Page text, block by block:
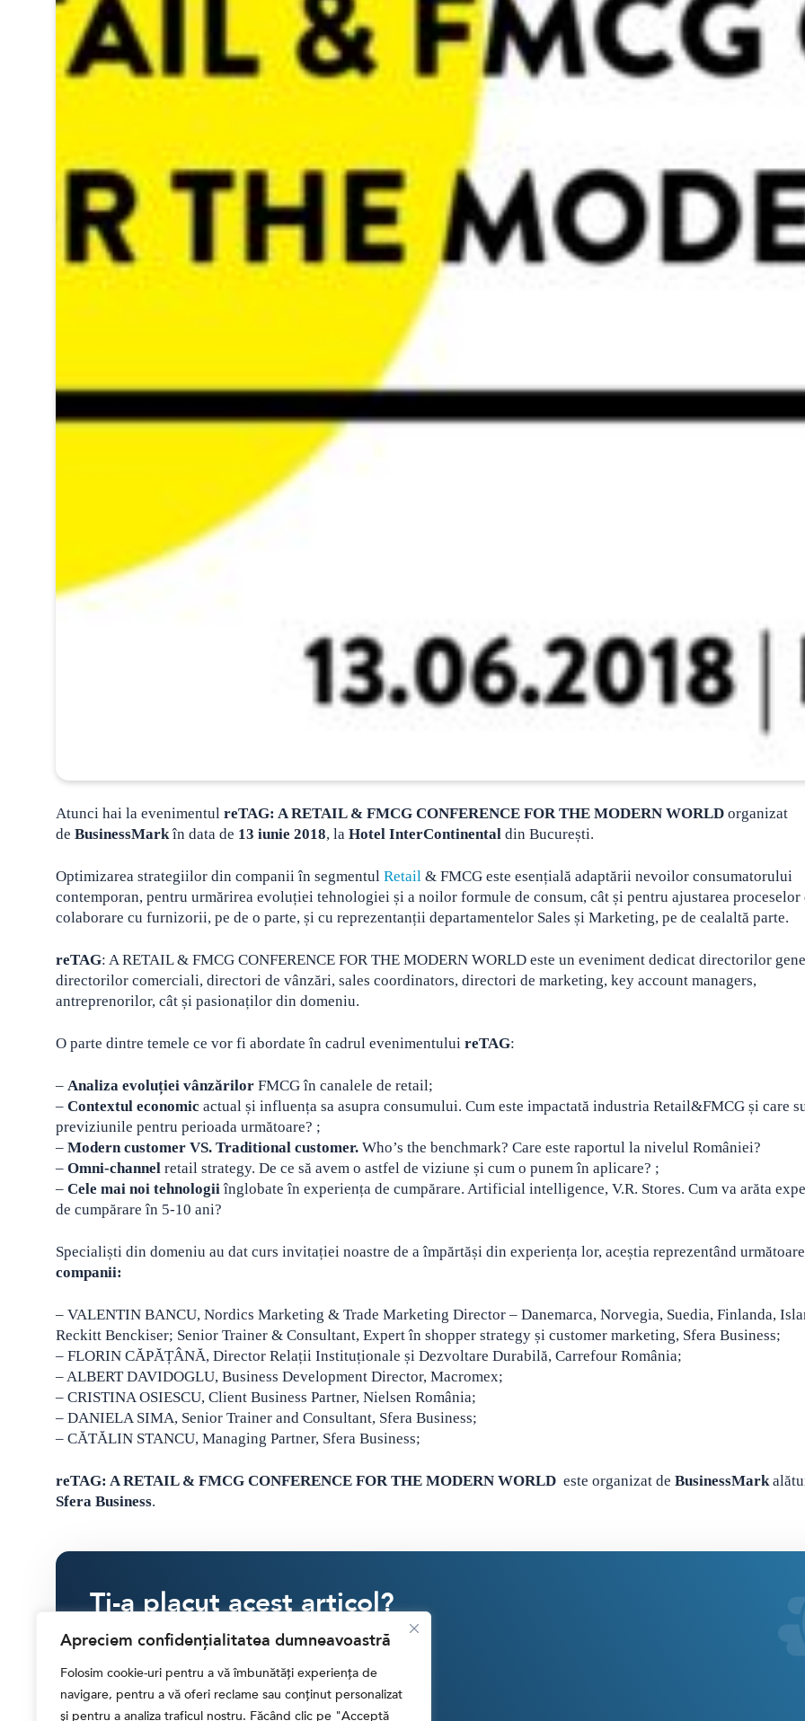
Apreciem confidențialitatea dumneavoastră
Folosim cookie-uri pentru a vă îmbunătăți experiența de
navigare, pentru a vă oferi reclame sau conținut personalizat
și pentru a analiza traficul nostru. Făcând clic pe "Acceptă
Atunci hai la evenimentul reTAG: A RETAIL & FMCG CONFERENCE FOR THE MODERN WORLD organizat
de BusinessMarkîn data de 13 iunie 2018, la Hotel InterContinental din București.
Optimizarea strategiilor din companii în segmentul Retail & FMCG este esențială adaptării nevoilor consumatorului
contemporan, pentru urmărirea evoluției tehnologiei și a noilor formule de consum, cât și pentru ajustarea proceselor
colaborare cu furnizorii, pe de o parte, și cu reprezentanții departamentelor Sales și Marketing, pe de cealaltă parte.
reTAG: A RETAIL & FMCG CONFERENCE FOR THE MODERN WORLD este un eveniment dedicat directorilor
directorilor comerciali, directori de vânzări, sales coordinators, directori de marketing, key account managers,
antreprenorilor, cât și pasionaților din domeniu.
O parte dintre temele ce vor fi abordate în cadrul evenimentului reTAG:
– Analiza evoluției vânzărilor FMCG în canalele de retail;
– Contextul economic actual și influența sa asupra consumului. Cum este impactată industria Retail&FMCG și care
previziunile pentru perioada următoare? ;
– Modern customer VS. Traditional customer. Who’s the benchmark? Care este raportul la nivelul României?
– Omni-channel retail strategy. De ce să avem o astfel de viziune și cum o punem în aplicare? ;
– Cele mai noi tehnologiiînglobate în experiența de cumpărare. Artificial intelligence, V.R. Stores. Cum va arăta
de cumpărare în 5-10 ani?
Specialiști din domeniu au dat curs invitației noastre de a împărtăși din experiența lor, aceștia reprezentând
companii:
– VALENTIN BANCU, Nordics Marketing & Trade Marketing Director – Danemarca, Norvegia, Suedia, Finlanda,
Reckitt Benckiser; Senior Trainer & Consultant, Expert în shopper strategy și customer marketing, Sfera Business;
– FLORIN CĂPĂȚÂNĂ, Director Relații Instituționale și Dezvoltare Durabilă, Carrefour România;
– ALBERT DAVIDOGLU, Business Development Director, Macromex;
– CRISTINA OSIESCU, Client Business Partner, Nielsen România;
– DANIELA SIMA, Senior Trainer and Consultant, Sfera Business;
– CĂTĂLIN STANCU, Managing Partner, Sfera Business;
reTAG: A RETAIL & FMCG CONFERENCE FOR THE MODERN WORLD este organizat de BusinessMark
Sfera Business.
Ti-a placut acest articol?
Susține activitatea Financial Market.
SINGULAR LUNAR